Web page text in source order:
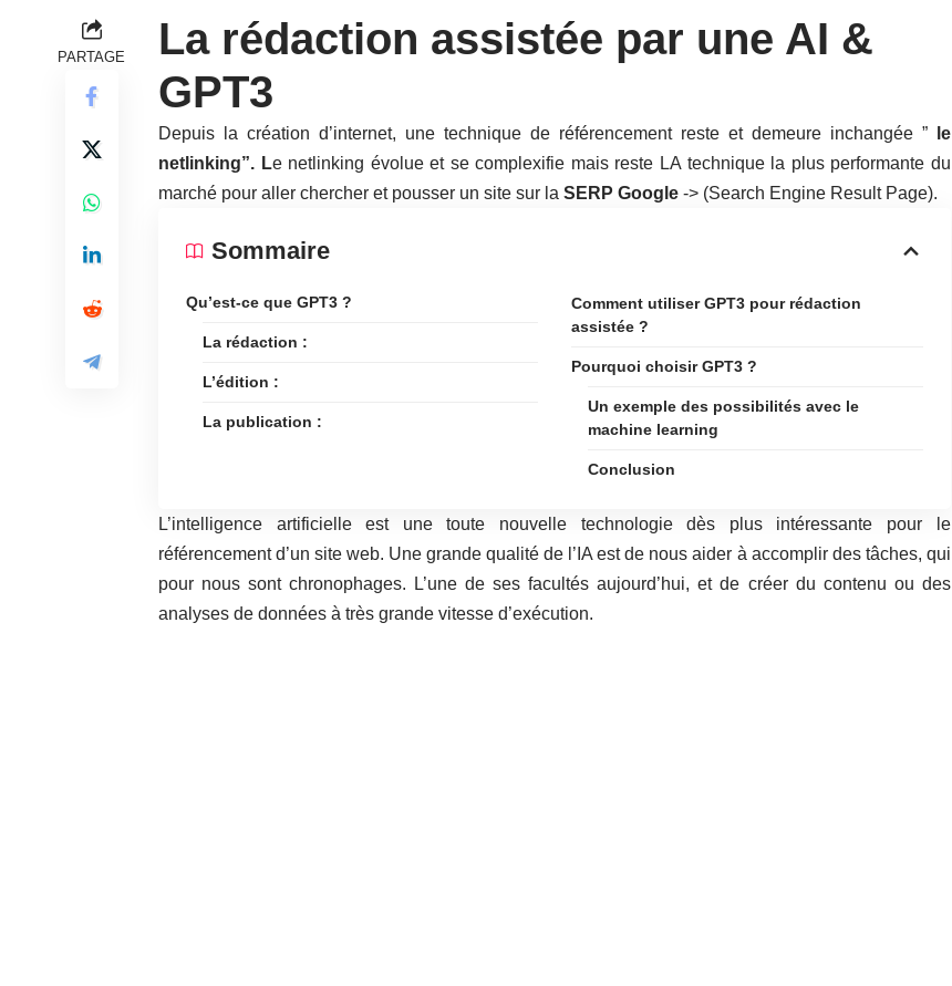
PARTAGE
La rédaction assistée par une AI &
GPT3
Depuis la création d’internet, une technique de référencement reste et demeure inchangée ”
le
netlinking”. Le netlinking évolue et se complexifie mais reste LA technique la plus performante du
marché pour aller chercher et pousser un site sur la SERP Google -> (Search Engine Result Page).
Sommaire
Qu’est-ce que GPT3 ?
La rédaction :
L’édition :
La publication :
Comment utiliser GPT3 pour rédaction
assistée ?
Pourquoi choisir GPT3 ?
Un exemple des possibilités avec le
machine learning
Conclusion
L’intelligence artificielle est une toute nouvelle technologie dès plus intéressante pour le
référencement d’un site web. Une grande qualité de l’IA est de nous aider à accomplir des tâches, qui
pour nous sont chronophages. L’une de ses facultés aujourd’hui, et de créer du contenu ou des
analyses de données à très grande vitesse d’exécution.